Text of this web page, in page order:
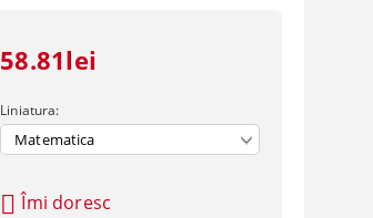
58.81lei
Liniatura:
Îmi doresc